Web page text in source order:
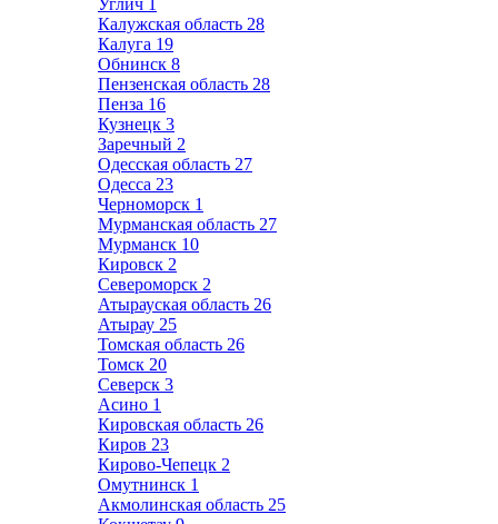
Углич 1
Калужская область 28
Калуга 19
Обнинск 8
Пензенская область 28
Пенза 16
Кузнецк 3
Заречный 2
Одесская область 27
Одесса 23
Черноморск 1
Мурманская область 27
Мурманск 10
Кировск 2
Североморск 2
Атырауская область 26
Атырау 25
Томская область 26
Томск 20
Северск 3
Асино 1
Кировская область 26
Киров 23
Кирово-Чепецк 2
Омутнинск 1
Акмолинская область 25